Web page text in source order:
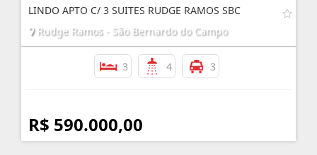
LINDO APTO C/ 3 SUITES RUDGE RAMOS SBC
Rudge Ramos - São Bernardo do Campo
3 4 3
R$ 590.000,00